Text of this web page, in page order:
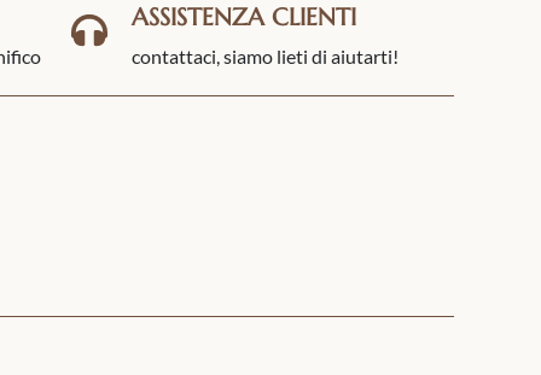
ASSISTENZA CLIENTI
contattaci, siamo lieti di aiutarti!